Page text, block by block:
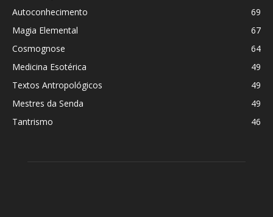
Autoconhecimento
69
Magia Elemental
67
Cosmognose
64
Medicina Esotérica
49
Textos Antropológicos
49
Mestres da Senda
49
Tantrismo
46